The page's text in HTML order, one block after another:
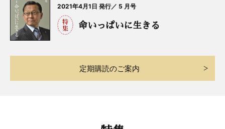
2021年4月1日 発行／ 5 月号
命いっぱいに生きる
定期購読のご案内